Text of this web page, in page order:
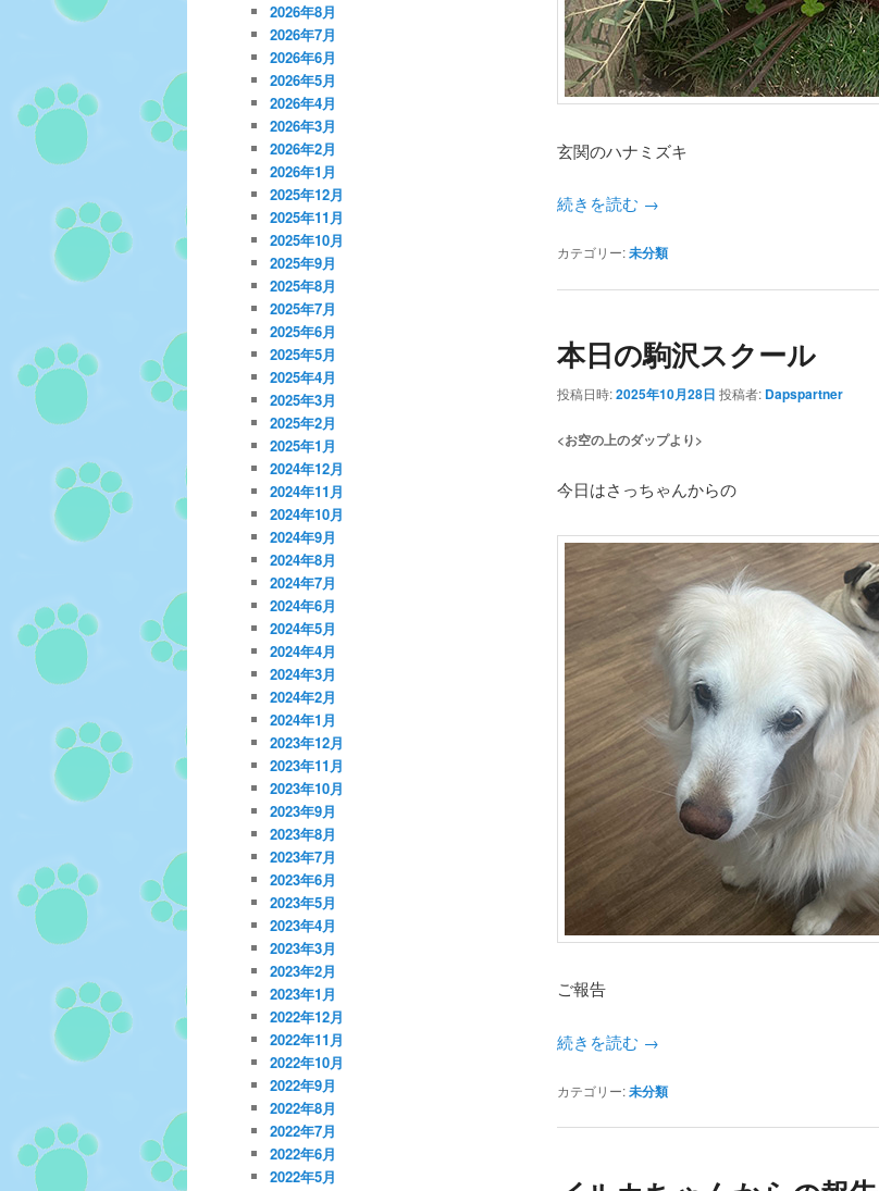
玄関のハナミズキ
続きを読む →
カテゴリー:未分類
本日の駒沢スクール
投稿日時:2025年10月28日 投稿者: Dapspartner
<お空の上のダップより>
今日はさっちゃんからの
ご報告
続きを読む →
カテゴリー:未分類
2026年8月
2026年7月
2026年6月
2026年5月
2026年4月
2026年3月
2026年2月
2026年1月
2025年12月
2025年11月
2025年10月
2025年9月
2025年8月
2025年7月
2025年6月
2025年5月
2025年4月
2025年3月
2025年2月
2025年1月
2024年12月
2024年11月
2024年10月
2024年9月
2024年8月
2024年7月
2024年6月
2024年5月
2024年4月
2024年3月
2024年2月
2024年1月
2023年12月
2023年11月
2023年10月
2023年9月
2023年8月
2023年7月
2023年6月
2023年5月
2023年4月
2023年3月
2023年2月
2023年1月
2022年12月
2022年11月
2022年10月
2022年9月
2022年8月
2022年7月
2022年6月
2022年5月